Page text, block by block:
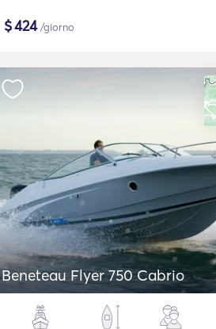
$424/giorno
Beneteau Flyer 750 Cabrio